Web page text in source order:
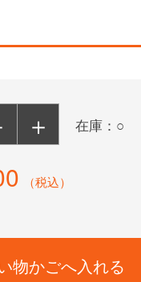
＋ 在庫：○
（税込）
物かごへ入れる